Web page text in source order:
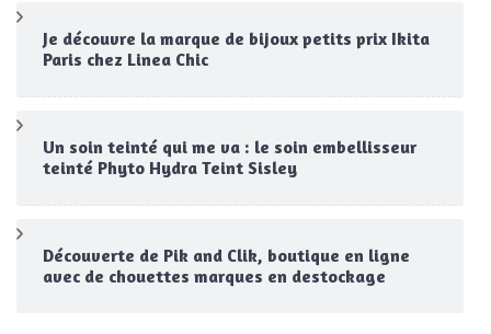
Je découvre la marque de bijoux petits prix Ikita
Paris chez Linea Chic
Un soin teinté qui me va : le soin embellisseur
teinté Phyto Hydra Teint Sisley
Découverte de Pik and Clik, boutique en ligne
avec de chouettes marques en destockage